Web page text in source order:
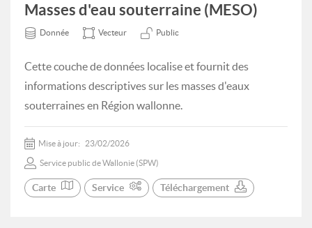
Masses d'eau souterraine (MESO)
Donnée Vecteur Public
Cette couche de données localise et fournit des
informations descriptives sur les masses d'eaux
souterraines en Région wallonne.
Mise à jour: 23/02/2026
Service public de Wallonie (SPW)
Carte Service Téléchargement